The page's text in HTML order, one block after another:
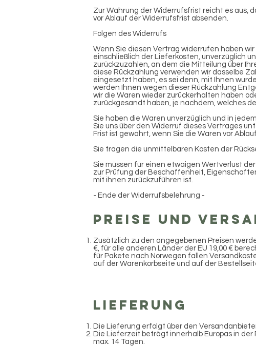
Zur Wahrung der Widerrufsfrist reicht es aus,
vor Ablauf der Widerrufsfrist absenden.
Folgen des Widerrufs
Wenn Sie diesen Vertrag widerrufen haben
einschließlich der Lieferkosten, unverzüglich
zurückzuzahlen, an dem die Mitteilung über
diese Rückzahlung verwenden wir dasselbe
eingesetzt haben, es sei denn, mit Ihnen
werden Ihnen wegen dieser Rückzahlung
wir die Waren wieder zurückerhalten haben
zurückgesandt haben, je nachdem, welches
Sie haben die Waren unverzüglich und in
Sie uns über den Widerruf dieses Vertrages
Frist ist gewahrt, wenn Sie die Waren vor
Sie tragen die unmittelbaren Kosten der
Sie müssen für einen etwaigen Wertverlust
zur Prüfung der Beschaffenheit,
mit ihnen zurückzuführen ist.
- Ende der Widerrufsbelehrung -
Preise und
Zusätzlich zu den angegebenen Preisen
€, für alle anderen Länder der EU 19,00 €
für Pakete nach Norwegen fallen
auf der Warenkorbseite und auf der
Lieferung
Die Lieferung erfolgt über den
Die Lieferzeit beträgt innerhalb Europas in
max. 14 Tagen.